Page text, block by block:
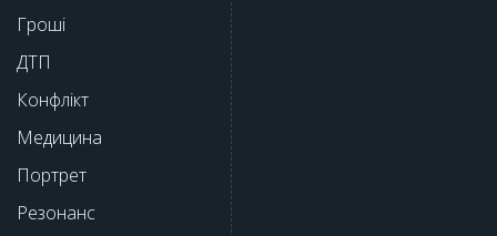
Гроші
ДТП
Конфлікт
Медицина
Портрет
Резонанс